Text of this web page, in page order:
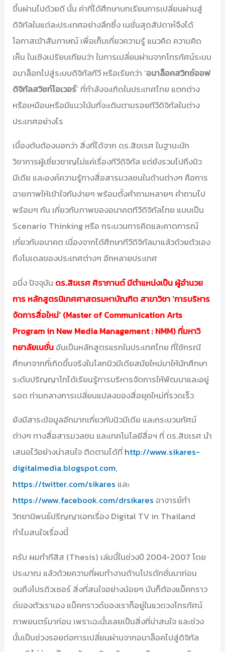
ขึ้นผ่านไปด้วยดี นั้น ค่าที่ได้ศึกษาบทเรียนการเปลี่ยนผ่านสู่
ดิจิทัลในแต่ละประเทศอย่างลึกซึ้ง เนชั่นสุดสัปดาห์จึงได้
โอกาสเข้าสัมภาษณ์ เพื่อเก็บเกี่ยวความรู้ แนวคิด ความคิด
เห็น ในเชิงเปรียบเทียบว่า ในการเปลี่ยนผ่านจากโทรทัศน์ระบบ
อนาล็อกไปสู่ระบบดิจิทัลทีวี หรือเรียกว่า ‘อนาล็อคสวิทช์ออฟ
ดิจิทัลสวิชท์โอเวอร์’ ที่กำลังจะเกิดในประเทศไทย แตกต่าง
หรือเหมือนหรือมีแนวโน้มที่จะเดินตามรอยทีวีดิจิทัลในต่าง
ประเทศอย่างไร
เบื้องต้นต้องบอกว่า สิ่งที่ได้จาก ดร.สิขเรศ ในฐานะนัก
วิชาการผู้เชี่ยวชาญไม่แค่เรื่องทีวีดิจิทัล แต่ยังรวมไปถึงนิว
มีเดีย และองค์ความรู้ทางสื่อสารมวลชนในด้านต่างๆ คือการ
ฉายภาพให้เข้าใจกันง่ายๆ พร้อมตั้งคำถามหลายๆ คำถามไป
พร้อมๆ กัน เกี่ยวกับภาพของอนาคตทีวีดิจิทัลไทย แบบเป็น
Scenario Thinking หรือ กระบวนการคิดและคาดการณ์
เกี่ยวกับอนาคต เนื่องจากได้ศึกษาทีวีดิจิทัลมาแล้วด้วยตัวเอง
ถึงโมเดลของประเทศต่างๆ อีกหลายประเทศ
อนึ่ง ปัจจุบัน ดร.สิขเรศ ศิรากานต์ มีตำแหน่งเป็น ผู้อำนวย
การ หลักสูตรนิเทศศาสตรมหาบัณฑิต สาขาวิชา ‘การบริหาร
จัดการสื่อใหม่’ (Master of Communication Arts
Program in New Media Management : NMM) ที่มหาวิ
ทยาลัยเนชั่น อันเป็นหลักสูตรแรกในประเทศไทย ที่ใช้กรณี
ศึกษาจากที่เกิดขึ้นจริงในโลกนิวมีเดียสมัยใหม่มาให้นักศึกษา
ระดับปริญญาโทได้เรียนรู้การบริหารจัดการให้พัฒนาและอยู่
รอด ท่ามกลางการเปลี่ยนแปลงของสื่อยุคใหม่ที่รวดเร็ว
ยังมีสาระข้อมูลอีกมากเกี่ยวกับนิวมีเดีย และกระบวนทัศน์
ต่างๆ ทางสื่อสารมวลชน และเทคโนโลยีสื่อฯ ที่ ดร.สิขเรศ นำ
เสนอไว้อย่างน่าสนใจ ติดตามได้ที่ http://www.sikares-
digitalmedia.blogspot.com,
https://twitter.com/sikares และ
https://www.facebook.com/drsikares อาจารย์ทำ
วิทยานิพนธ์ปริญญาเอกเรื่อง Digital TV in Thailand
ทำไมสนใจเรื่องนี้
ครับ ผมทำทีสิส (Thesis) เล่มนี้ในช่วงปี 2004-2007 โดย
ประมาณ แล้วด้วยความที่ผมทำงานด้านโปรดักชั่นมาก่อน
จนถึงโปรดิวเซอร์ สิ่งที่สนใจอย่างน้อยๆ มันก็ต้องแบ็คกราว
ด์ของตัวเราเอง แบ็คกราวด์ของเราก็อยู่ในแวดวงโทรทัศน์
ภาพยนตร์มาก่อน เพราะฉะนั้นเลยเป็นสิ่งที่น่าสนใจ และช่วง
นั้นเป็นช่วงรอยต่อการเปลี่ยนผ่านจากอนาล็อคไปสู่ดิจิทัล